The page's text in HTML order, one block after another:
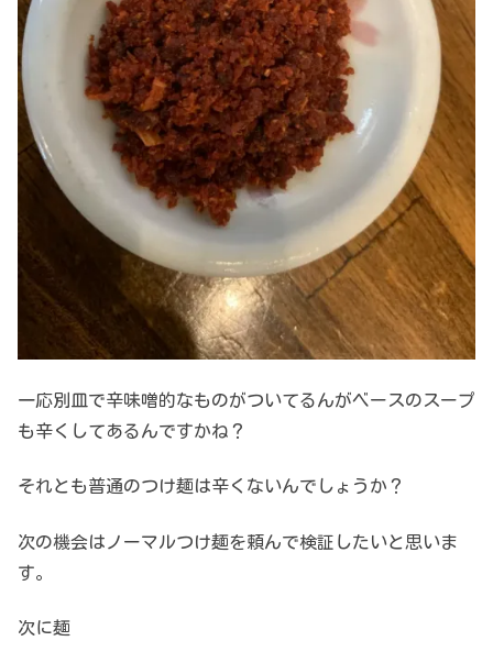
一応別皿で辛味噌的なものがついてるんがベースのスープ
も辛くしてあるんですかね？
それとも普通のつけ麺は辛くないんでしょうか？
次の機会はノーマルつけ麺を頼んで検証したいと思いま
す。
次に麺